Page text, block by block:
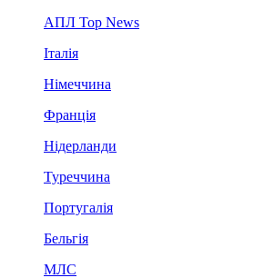
АПЛ Top News
Італія
Німеччина
Франція
Нідерланди
Туреччина
Португалія
Бельгія
МЛС